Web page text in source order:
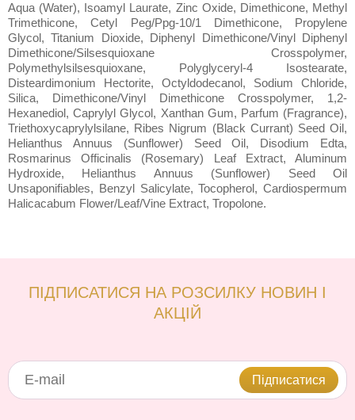
Aqua (Water), Isoamyl Laurate, Zinc Oxide, Dimethicone, Methyl
Trimethicone, Cetyl Peg/Ppg-10/1 Dimethicone, Propylene
Glycol, Titanium Dioxide, Diphenyl Dimethicone/Vinyl Diphenyl
Dimethicone/Silsesquioxane Crosspolymer,
Polymethylsilsesquioxane, Polyglyceryl-4 Isostearate,
Disteardimonium Hectorite, Octyldodecanol, Sodium Chloride,
Silica, Dimethicone/Vinyl Dimethicone Crosspolymer, 1,2-
Hexanediol, Caprylyl Glycol, Xanthan Gum, Parfum (Fragrance),
Triethoxycaprylylsilane, Ribes Nigrum (Black Currant) Seed Oil,
Helianthus Annuus (Sunflower) Seed Oil, Disodium Edta,
Rosmarinus Officinalis (Rosemary) Leaf Extract, Aluminum
Hydroxide, Helianthus Annuus (Sunflower) Seed Oil
Unsaponifiables, Benzyl Salicylate, Tocopherol, Cardiospermum
Halicacabum Flower/Leaf/Vine Extract, Tropolone.
ПІДПИСАТИСЯ НА РОЗСИЛКУ НОВИН І
АКЦІЙ
Підписатися